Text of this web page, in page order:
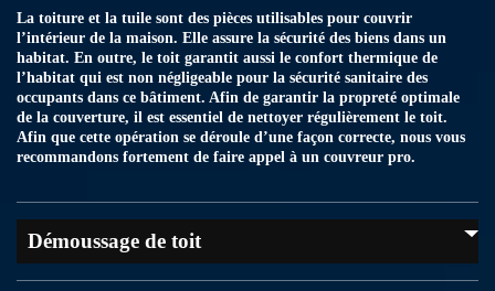
La toiture et la tuile sont des pièces utilisables pour couvrir
l’intérieur de la maison. Elle assure la sécurité des biens dans un
habitat. En outre, le toit garantit aussi le confort thermique de
l’habitat qui est non négligeable pour la sécurité sanitaire des
occupants dans ce bâtiment. Afin de garantir la propreté optimale
de la couverture, il est essentiel de nettoyer régulièrement le toit.
Afin que cette opération se déroule d’une façon correcte, nous vous
recommandons fortement de faire appel à un couvreur pro.
Démoussage de toit